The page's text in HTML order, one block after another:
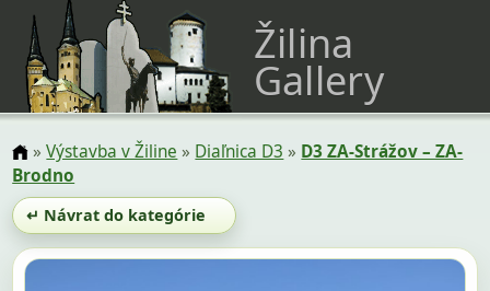
Žilina
Gallery
»Výstavba v Žiline » Diaľnica D3 » D3 ZA-Strážov – ZA-
Brodno
↵ Návrat do kategórie